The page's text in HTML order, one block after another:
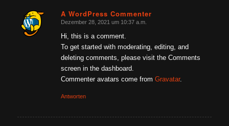
A WordPress Commenter
sagte:
Dezember 28, 2021 um 10:37 a.m.
Hi, this is a comment.
To get started with moderating, editing, and
deleting comments, please visit the Comments
screen in the dashboard.
Commenter avatars come from Gravatar.
Antworten